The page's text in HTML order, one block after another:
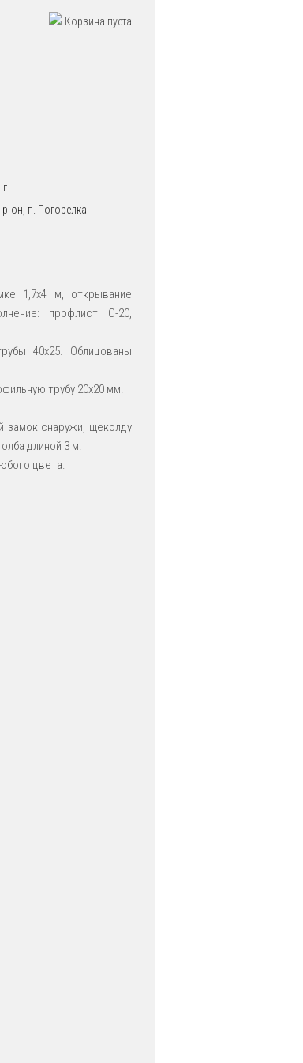
Корзина пуста
р-он, п. Погорелка
1,7х4 м, открывание
профлист С-20,
40х25. Облицованы
трубу 20х20 мм.
замок снаружи, щеколду
длиной 3 м.
цвета.